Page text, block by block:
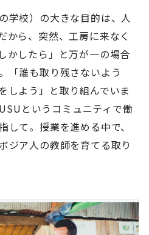
学校）の大きな目的は、人
から、突然、工房に来なく
かしたら」と万が一の場合
「誰も取り残さないよう
しよう」と取り組んでいま
というコミュニティで働
して。授業を進める中で、
ジア人の教師を育てる取り